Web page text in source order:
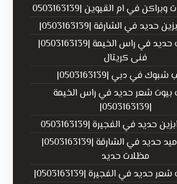
في ام القيوين |0503163139
حديد في الشارقة |0503163139|
حداد أبواب حديد في راس الخيمة |0503163139|
فنى كريتال
في دبي |0503163139|
بيوت شعر حديد في راس الخيمة
|0503163139|
حديد في الفجيرة |0503163139
تركيب قرميد حديد في الشارقة |0503163139|
مظلات حديد
حديد في الفجيرة |0503163139|